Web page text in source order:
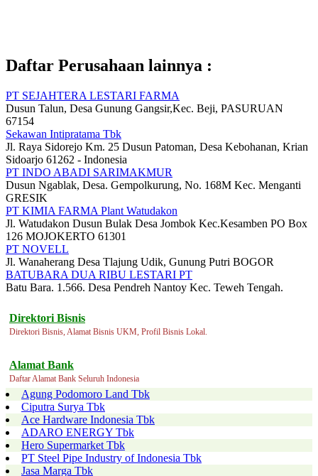
Daftar Perusahaan lainnya :
PT SEJAHTERA LESTARI FARMA
Dusun Talun, Desa Gunung Gangsir,Kec. Beji, PASURUAN
67154
Sekawan Intipratama Tbk
Jl. Raya Sidorejo Km. 25 Dusun Patoman, Desa Kebohanan, Krian
Sidoarjo 61262 - Indonesia
PT INDO ABADI SARIMAKMUR
Dusun Ngablak, Desa. Gempolkurung, No. 168M Kec. Menganti
GRESIK
PT KIMIA FARMA Plant Watudakon
Jl. Watudakon Dusun Bulak Desa Jombok Kec.Kesamben PO Box
126 MOJOKERTO 61301
PT NOVELL
Jl. Wanaherang Desa Tlajung Udik, Gunung Putri BOGOR
BATUBARA DUA RIBU LESTARI PT
Batu Bara. 1.566. Desa Pendreh Nantoy Kec. Teweh Tengah.
Direktori Bisnis
Direktori Bisnis, Alamat Bisnis UKM, Profil Bisnis Lokal.
Alamat Bank
Daftar Alamat Bank Seluruh Indonesia
Agung Podomoro Land Tbk
Ciputra Surya Tbk
Ace Hardware Indonesia Tbk
ADARO ENERGY Tbk
Hero Supermarket Tbk
PT Steel Pipe Industry of Indonesia Tbk
Jasa Marga Tbk